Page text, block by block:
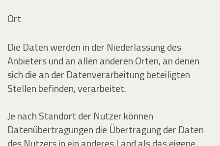
Ort
Die Daten werden in der Niederlassung des
Anbieters und an allen anderen Orten, an denen
sich die an der Datenverarbeitung beteiligten
Stellen befinden, verarbeitet.
Je nach Standort der Nutzer können
Datenübertragungen die Übertragung der Daten